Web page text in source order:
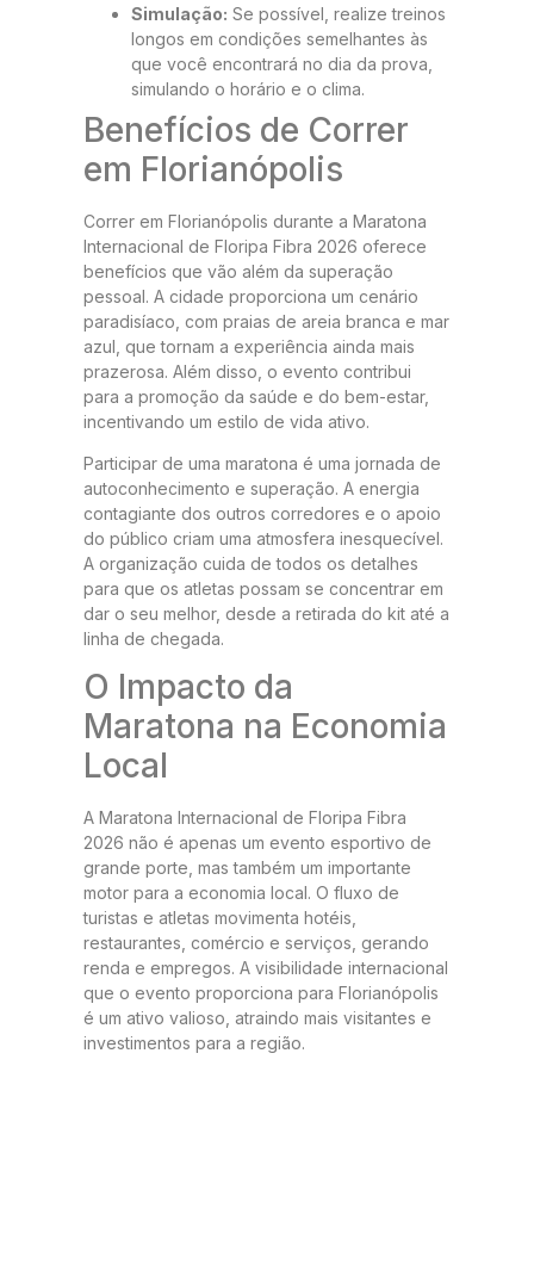
Simulação: Se possível, realize treinos
longos em condições semelhantes às
que você encontrará no dia da prova,
simulando o horário e o clima.
Benefícios de Correr
em Florianópolis
Correr em Florianópolis durante a Maratona
Internacional de Floripa Fibra 2026 oferece
benefícios que vão além da superação
pessoal. A cidade proporciona um cenário
paradisíaco, com praias de areia branca e mar
azul, que tornam a experiência ainda mais
prazerosa. Além disso, o evento contribui
para a promoção da saúde e do bem-estar,
incentivando um estilo de vida ativo.
Participar de uma maratona é uma jornada de
autoconhecimento e superação. A energia
contagiante dos outros corredores e o apoio
do público criam uma atmosfera inesquecível.
A organização cuida de todos os detalhes
para que os atletas possam se concentrar em
dar o seu melhor, desde a retirada do kit até a
linha de chegada.
O Impacto da
Maratona na Economia
Local
A Maratona Internacional de Floripa Fibra
2026 não é apenas um evento esportivo de
grande porte, mas também um importante
motor para a economia local. O fluxo de
turistas e atletas movimenta hotéis,
restaurantes, comércio e serviços, gerando
renda e empregos. A visibilidade internacional
que o evento proporciona para Florianópolis
é um ativo valioso, atraindo mais visitantes e
investimentos para a região.